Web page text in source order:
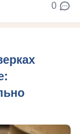
0